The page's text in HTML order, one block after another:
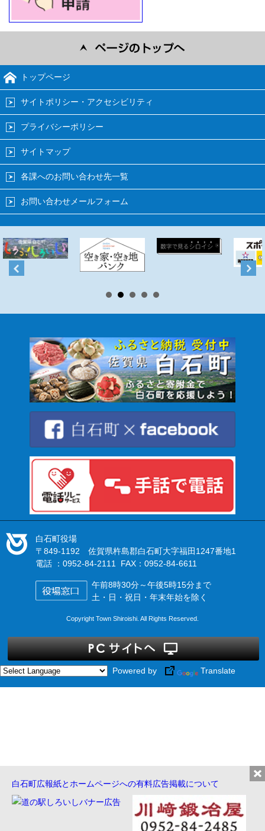
トップページ
サイトポリシー・アクセシビリティ
プライバシーポリシー
サイトマップ
各課へのお問い合わせ先一覧
お問い合わせメールフォーム
白石町役場
〒849-1192 佐賀県杵島郡白石町大字福田1247番地1
電話 ：0952-84-2111 FAX：0952-84-6611
午前8時30分～午後5時15分まで
土・日・祝日・年末年始を除く
Copyright Town Shiroishi. All Rights Reserved.
白石町広報紙とホームページへの有料広告掲載について
Powered by Translate